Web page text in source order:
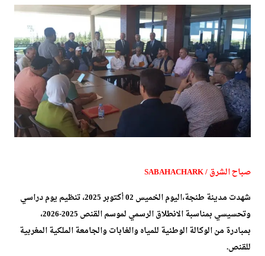
صباح الشرق / SABAHACHARK
شهدت مدينة طنجة،اليوم الخميس 02 أكتوبر 2025، تنظيم يوم دراسي
وتحسيسي بمناسبة الانطلاق الرسمي لموسم القنص 2025-2026،
بمبادرة من الوكالة الوطنية للمياه والغابات والجامعة الملكية المغربية
للقنص.